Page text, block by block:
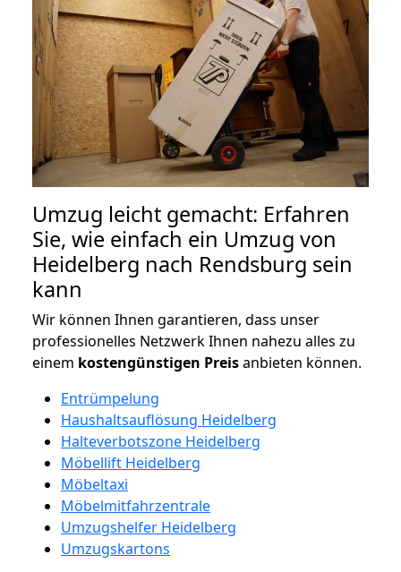
Umzug leicht gemacht: Erfahren
Sie, wie einfach ein Umzug von
Heidelberg nach Rendsburg sein
kann
Wir können Ihnen garantieren, dass unser
professionelles Netzwerk Ihnen nahezu alles zu
einem kostengünstigen Preisanbieten können.
Entrümpelung
Haushaltsauflösung Heidelberg
Halteverbotszone Heidelberg
Möbellift Heidelberg
Möbeltaxi
Möbelmitfahrzentrale
Umzugshelfer Heidelberg
Umzugskartons